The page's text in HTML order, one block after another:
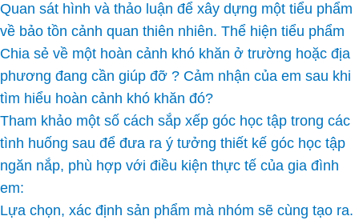
Quan sát hình và thảo luận để xây dựng một tiểu phẩm
về bảo tồn cảnh quan thiên nhiên. Thể hiện tiểu phẩm
Chia sẻ về một hoàn cảnh khó khăn ở trường hoặc địa
phương đang cần giúp đỡ ? Cảm nhận của em sau khi
tìm hiểu hoàn cảnh khó khăn đó?
Tham khảo một số cách sắp xếp góc học tập trong các
tình huống sau để đưa ra ý tưởng thiết kế góc học tập
ngăn nắp, phù hợp với điều kiện thực tế của gia đình
em:
Lựa chọn, xác định sản phẩm mà nhóm sẽ cùng tạo ra.